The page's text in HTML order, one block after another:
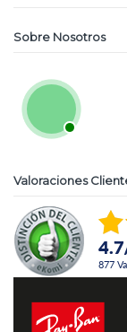
Sobre Nosotros
Valoraciones
4.7
877